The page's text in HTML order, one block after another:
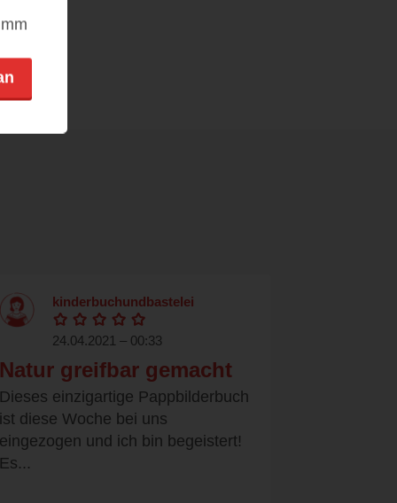
kinderbuchundbastelei
24.04.2021 – 00:33
Natur greifbar gemacht
Dieses einzigartige Pappbilderbuch
ist diese Woche bei uns
eingezogen und ich bin begeistert!
Es...